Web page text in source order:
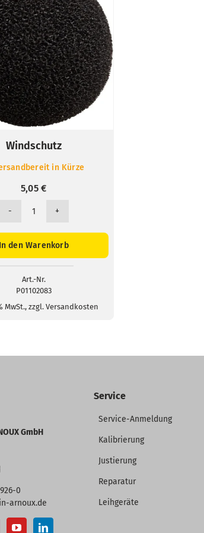
Windschutz
in Kürze
5,05€
Windschutz
In den Warenkorb
Art.-Nr.
P01102083
MwSt., zzgl. Versandkosten
GmbH
0
arnoux.de
Service
Service-Anmeldung
Kalibrierung
Justierung
Reparatur
Leihgeräte